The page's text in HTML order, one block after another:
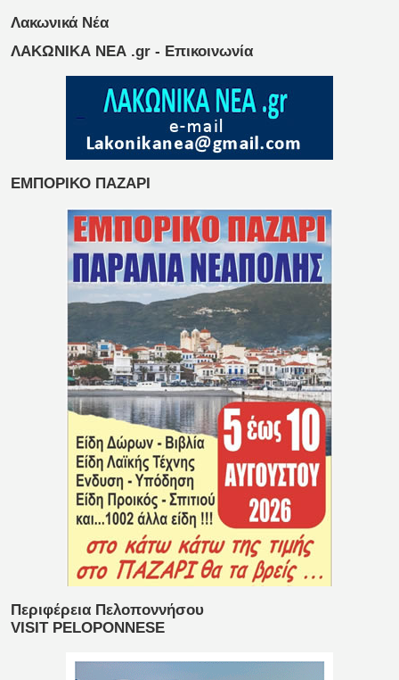
Λακωνικά Νέα
ΛΑΚΩΝΙΚΑ ΝΕΑ .gr - Επικοινωνία
ΕΜΠΟΡΙΚΟ ΠΑΖΑΡΙ
Περιφέρεια Πελοποννήσου
VISIT PELOPONNESE